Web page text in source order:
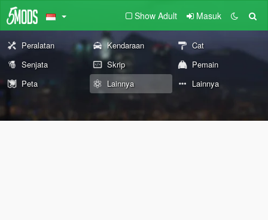
Show Adult Masuk
Peralatan Kendaraan
Cat
Senjata
Skrip
Pemain
Peta
Lainnya Lainnya